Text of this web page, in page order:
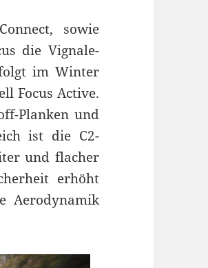
sowie
die Vignale-
im Winter
Focus Active.
Planken und
ist die C2-
und flacher
erhöht
Aerodynamik